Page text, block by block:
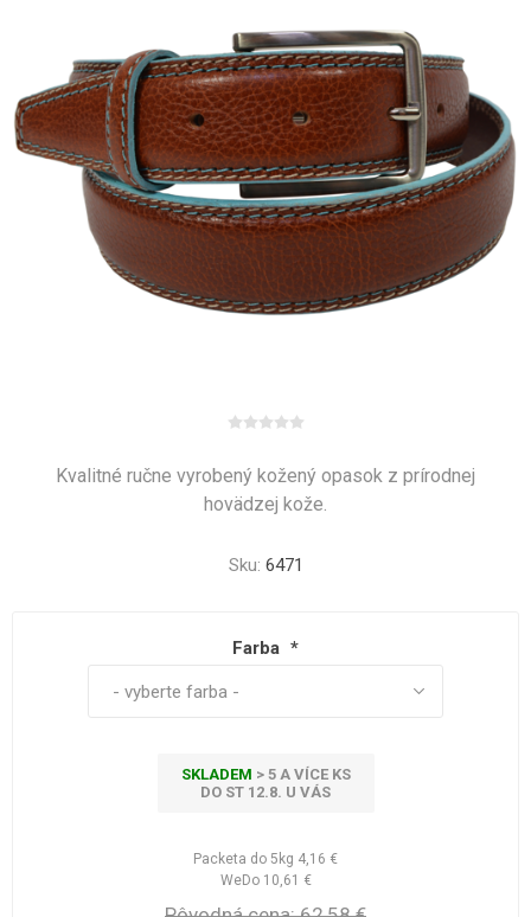
Kvalitné ručne vyrobený kožený opasok z prírodnej
hovädzej kože.
Sku: 6471
Farba *
SKLADEM > 5 A VÍCE KS
DO ST 12.8. U VÁS
Packeta do 5kg 4,16 €
WeDo 10,61 €